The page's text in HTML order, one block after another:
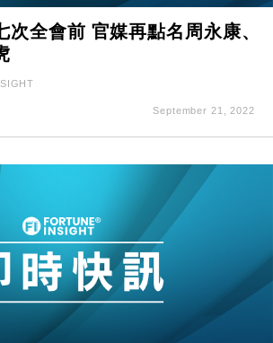
次全會前 官媒再點名周永康、
September 21, 2022